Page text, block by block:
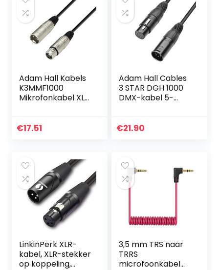
Adam Hall Kabels
K3MMF1000
Mikrofonkabel XLR
€17.51
Adam Hall Cables
3 STAR DGH 1000
DMX-kabel 5-
polige XLR
€21.90
LinkinPerk XLR-
kabel, XLR-stekker
op koppeling,
3,5 mm TRS naar
TRRS
microfoonkabel